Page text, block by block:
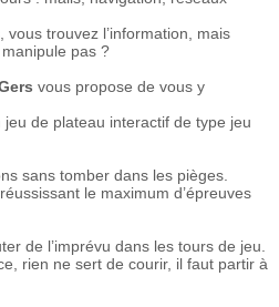
trouvez l’information, mais
pas ?
vous propose de vous y
de plateau interactif de type jeu
sans tomber dans les pièges.
le maximum d’épreuves
de l’imprévu dans les tours de jeu.
rien ne sert de courir, il faut partir à